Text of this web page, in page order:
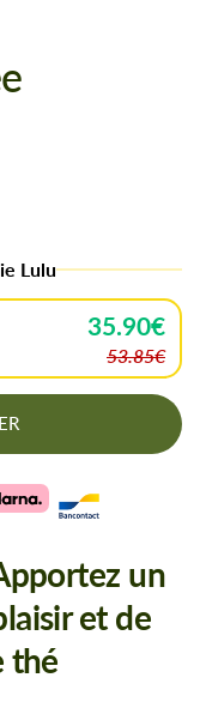
Lulu
35.90€
53.85€
un
et de
thé